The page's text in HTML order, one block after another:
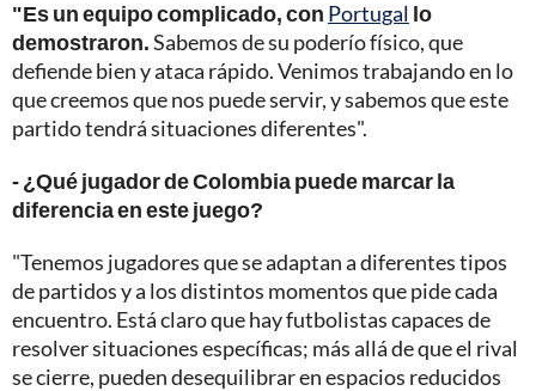
"Es un equipo complicado, con Portugal lo
demostraron.Sabemos de su poderío físico, que
defiende bien y ataca rápido. Venimos trabajando en lo
que creemos que nos puede servir, y sabemos que este
partido tendrá situaciones diferentes".
- ¿Qué jugador de Colombia puede marcar la
diferencia en este juego?
"Tenemos jugadores que se adaptan a diferentes tipos
de partidos y a los distintos momentos que pide cada
encuentro. Está claro que hay futbolistas capaces de
resolver situaciones específicas; más allá de que el rival
se cierre, pueden desequilibrar en espacios reducidos